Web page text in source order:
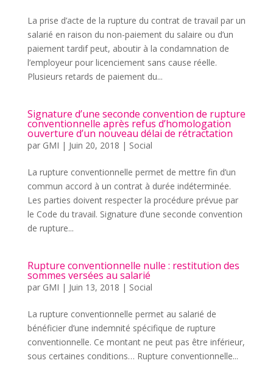
La prise d’acte de la rupture du contrat de travail par un
salarié en raison du non-paiement du salaire ou d’un
paiement tardif peut, aboutir à la condamnation de
l’employeur pour licenciement sans cause réelle.
Plusieurs retards de paiement du...
Signature d’une seconde convention de rupture
conventionnelle après refus d’homologation
ouverture d’un nouveau délai de rétractation
par GMI | Juin 20, 2018 | Social
La rupture conventionnelle permet de mettre fin d’un
commun accord à un contrat à durée indéterminée.
Les parties doivent respecter la procédure prévue par
le Code du travail. Signature d’une seconde convention
de rupture...
Rupture conventionnelle nulle : restitution des
sommes versées au salarié
par GMI | Juin 13, 2018 | Social
La rupture conventionnelle permet au salarié de
bénéficier d’une indemnité spécifique de rupture
conventionnelle. Ce montant ne peut pas être inférieur,
sous certaines conditions… Rupture conventionnelle...